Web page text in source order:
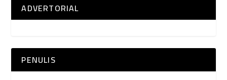
ADVERTORIAL
PENULIS